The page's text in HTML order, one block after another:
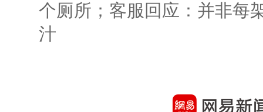
个厕所；客服回应：并非每
汁